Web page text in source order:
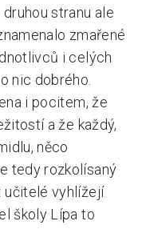
stranu ale
zmařené
i celých
nic dobrého.
i pocitem, že
a že každý,
něco
tedy rozkolísaný
učitelé vyhlížejí
školy Lípa to